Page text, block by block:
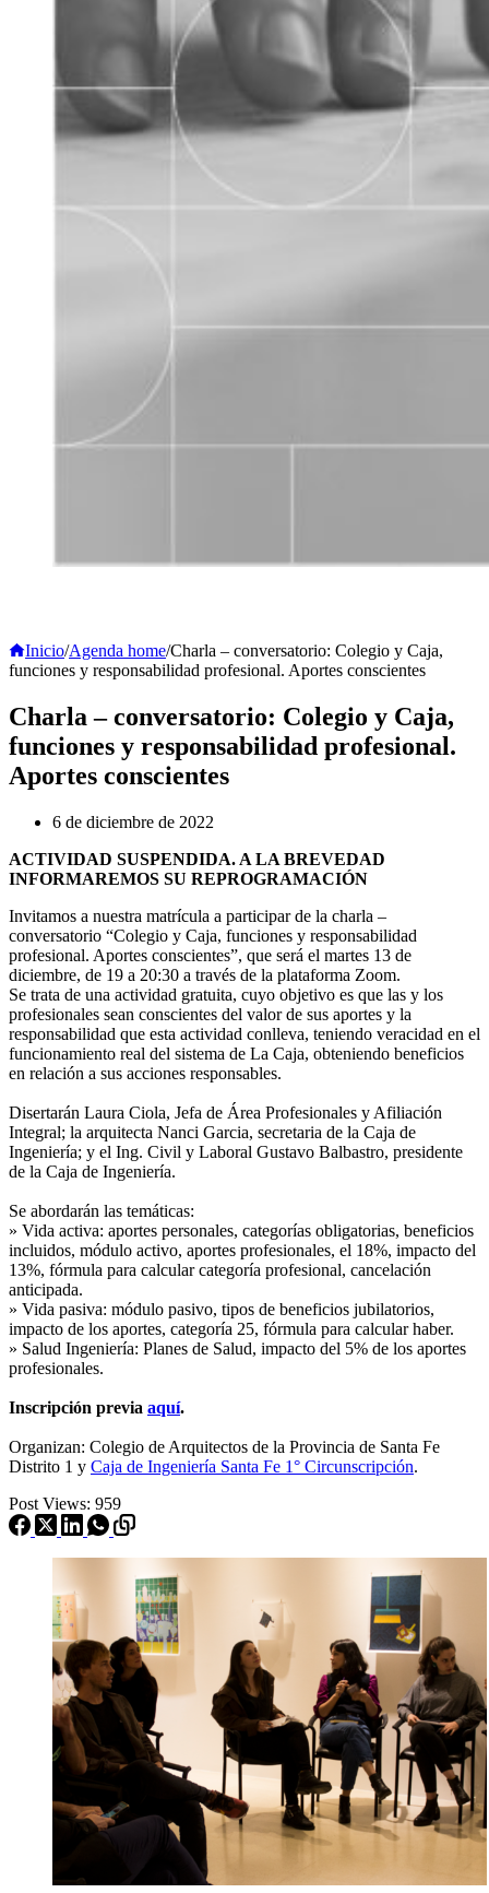
Inicio/Agenda home/Charla – conversatorio: Colegio y Caja,
funciones y responsabilidad profesional. Aportes conscientes
Charla – conversatorio: Colegio y Caja,
funciones y responsabilidad profesional.
Aportes conscientes
6 de diciembre de 2022
ACTIVIDAD SUSPENDIDA. A LA BREVEDAD
INFORMAREMOS SU REPROGRAMACIÓN
Invitamos a nuestra matrícula a participar de la charla –
conversatorio “Colegio y Caja, funciones y responsabilidad
profesional. Aportes conscientes”, que será el martes 13 de
diciembre, de 19 a 20:30 a través de la plataforma Zoom.
Se trata de una actividad gratuita, cuyo objetivo es que las y los
profesionales sean conscientes del valor de sus aportes y la
responsabilidad que esta actividad conlleva, teniendo veracidad en el
funcionamiento real del sistema de La Caja, obteniendo beneficios
en relación a sus acciones responsables.
Disertarán Laura Ciola, Jefa de Área Profesionales y Afiliación
Integral; la arquitecta Nanci Garcia, secretaria de la Caja de
Ingeniería; y el Ing. Civil y Laboral Gustavo Balbastro, presidente
de la Caja de Ingeniería.
Se abordarán las temáticas:
» Vida activa: aportes personales, categorías obligatorias, beneficios
incluidos, módulo activo, aportes profesionales, el 18%, impacto del
13%, fórmula para calcular categoría profesional, cancelación
anticipada.
» Vida pasiva: módulo pasivo, tipos de beneficios jubilatorios,
impacto de los aportes, categoría 25, fórmula para calcular haber.
» Salud Ingeniería: Planes de Salud, impacto del 5% de los aportes
profesionales.
Inscripción previa aquí.
Organizan: Colegio de Arquitectos de la Provincia de Santa Fe
Distrito 1 y Caja de Ingeniería Santa Fe 1° Circunscripción.
Post Views: 959